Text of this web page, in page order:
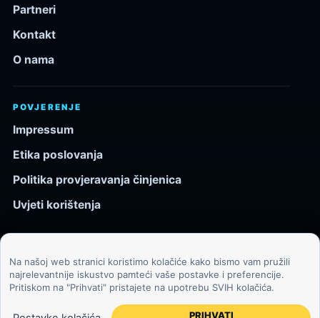
Partneri
Kontakt
O nama
POVJERENJE
Impressum
Etika poslovanja
Politika provjeravanja činjenica
Uvjeti korištenja
© 2026 Kozmos.hr. Sva prava pridržana.
Svemir, znanost, tehnologija i velike ideje za znatiželjne
čitatelje.
Na našoj web stranici koristimo kolačiće kako bismo vam pružili
najrelevantnije iskustvo pamteći vaše postavke i preferencije.
Pritiskom na "Prihvati" pristajete na upotrebu SVIH kolačića.
PRIHVATI